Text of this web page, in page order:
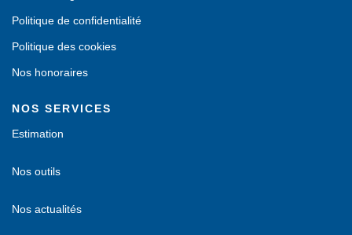
Politique de confidentialité
Politique des cookies
Nos honoraires
NOS SERVICES
Estimation
Nos outils
Nos actualités